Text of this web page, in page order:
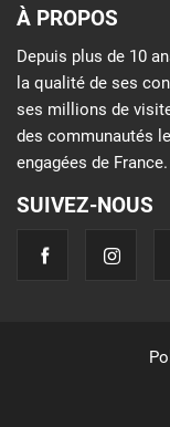
À PROPOS
Depuis plus de 10
la qualité de ses
ses millions de
des communautés
engagées de France.
SUIVEZ-NOUS